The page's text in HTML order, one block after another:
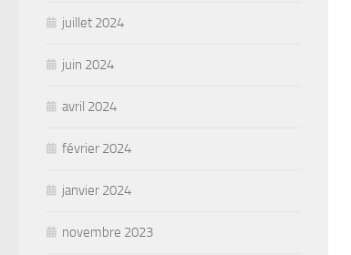
juillet 2024
juin 2024
avril 2024
février 2024
janvier 2024
novembre 2023